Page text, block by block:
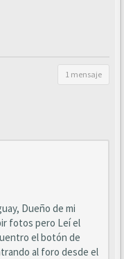
1 mensaje
Dueño de mi
fotos pero Leí el
el botón de
al foro desde el